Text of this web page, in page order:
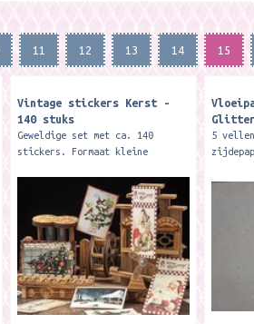
11 12 13 14 15
Vintage stickers Kerst -
140 stuks
Geweldige set met ca. 140
stickers. Formaat kleine
grote stickers ca. 10 x 5 cm.
5
x 50